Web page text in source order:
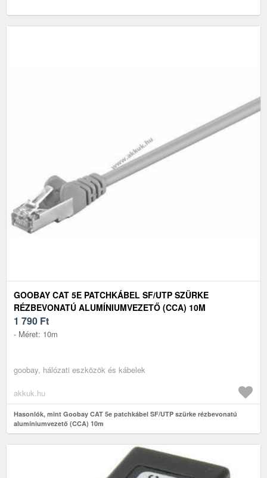
GOOBAY CAT 5E PATCHKÁBEL SF/UTP SZÜRKE
RÉZBEVONATÚ ALUMÍNIUMVEZETŐ (CCA) 10M
1 790 Ft
- Méret: 10m
goobay, hálózati eszközök és kábelek
akkuk.hu
Hasonlók, mint Goobay CAT 5e patchkábel SF/UTP szürke rézbevonatú
alumíniumvezető (CCA) 10m